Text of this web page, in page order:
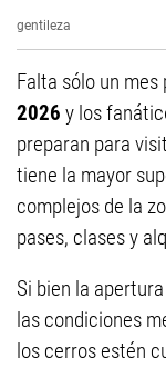
gentileza
Falta sólo un
2026 y los
preparan para
tiene la mayor
complejos de la
pases, clases y
Si bien la
las condiciones
los cerros estén